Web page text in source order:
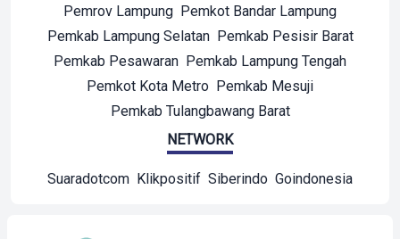
Pemrov Lampung Pemkot Bandar Lampung
Pemkab Lampung Selatan Pemkab Pesisir Barat
Pemkab Pesawaran Pemkab Lampung Tengah
Pemkot Kota Metro Pemkab Mesuji
Pemkab Tulangbawang Barat
NETWORK
Suaradotcom Klikpositif Siberindo Goindonesia